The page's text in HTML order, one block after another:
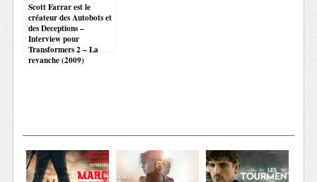
Scott Farrar est le
créateur des Autobots et
des Deceptions –
Interview pour
Transformers 2 – La
revanche (2009)